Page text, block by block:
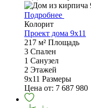
Подробнее
Колорит
Проект дома 9х11
217 м² Площадь
3 Спален
1 Санузел
2 Этажей
9х11 Размеры
Цена от: 7 687 980